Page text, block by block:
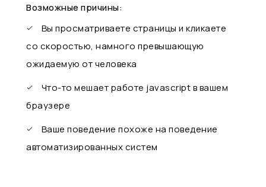
Возможные причины:
Вы просматриваете страницы и кликаете
со скоростью, намного превышающую
ожидаемую от человека
Что-то мешает работе javascript в вашем
браузере
Ваше поведение похоже на поведение
автоматизированных систем